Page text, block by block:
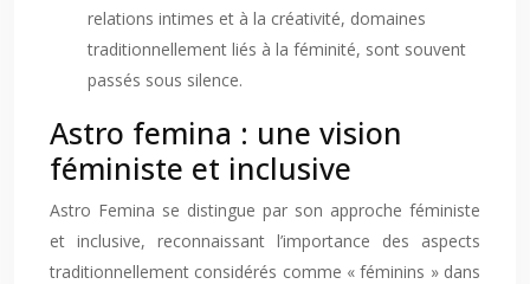
relations intimes et à la créativité, domaines
traditionnellement liés à la féminité, sont souvent
passés sous silence.
Astro femina : une vision
féministe et inclusive
Astro Femina se distingue par son approche féministe
et inclusive, reconnaissant l’importance des aspects
traditionnellement considérés comme « féminins » dans